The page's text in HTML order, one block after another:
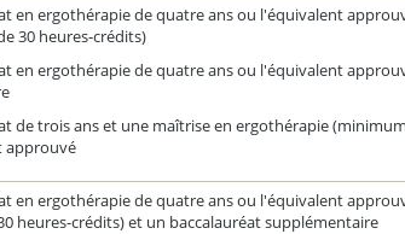
en ergothérapie de quatre ans ou l'équivalent
30 heures-crédits)
en ergothérapie de quatre ans ou l'équivalent
de trois ans et une maîtrise en ergothérapie
approuvé
en ergothérapie de quatre ans ou l'équivalent
heures-crédits) et un baccalauréat supplémentaire